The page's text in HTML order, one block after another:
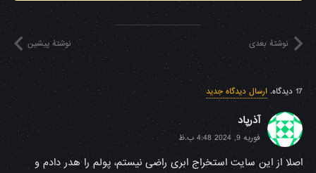
نوشتهٔ پیشین نوشتهٔ بعدی
17 دیدگاه. ارسال دیدگاه جدید
آذرپاد
فوریه 9, 2024 4:48 ب.ظ
اصلا از این سایت استخراج ابری راضی نیستم، پولم را هدر دادم و